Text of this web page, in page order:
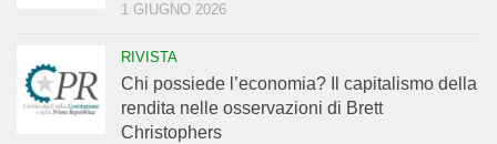
1 GIUGNO 2026
RIVISTA
Chi possiede l’economia? Il capitalismo della
rendita nelle osservazioni di Brett
Christophers